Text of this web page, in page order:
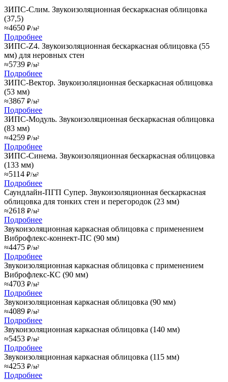
ЗИПС-Слим. Звукоизоляционная бескаркасная облицовка
(37,5)
≈4650 ₽/м²
Подробнее
ЗИПС-Z4. Звукоизоляционная бескаркасная облицовка (55
мм) для неровных стен
≈5739 ₽/м²
Подробнее
ЗИПС-Вектор. Звукоизоляционная бескаркасная облицовка
(53 мм)
≈3867 ₽/м²
Подробнее
ЗИПС-Модуль. Звукоизоляционная бескаркасная облицовка
(83 мм)
≈4259 ₽/м²
Подробнее
ЗИПС-Синема. Звукоизоляционная бескаркасная облицовка
(133 мм)
≈5114 ₽/м²
Подробнее
Саундлайн-ПГП Супер. Звукоизоляционная бескаркасная
облицовка для тонких стен и перегородок (23 мм)
≈2618 ₽/м²
Подробнее
Звукоизоляционная каркасная облицовка с применением
Виброфлекс-коннект-ПС (90 мм)
≈4475 ₽/м²
Подробнее
Звукоизоляционная каркасная облицовка с применением
Виброфлекс-КС (90 мм)
≈4703 ₽/м²
Подробнее
Звукоизоляционная каркасная облицовка (90 мм)
≈4089 ₽/м²
Подробнее
Звукоизоляционная каркасная облицовка (140 мм)
≈5453 ₽/м²
Подробнее
Звукоизоляционная каркасная облицовка (115 мм)
≈4253 ₽/м²
Подробнее